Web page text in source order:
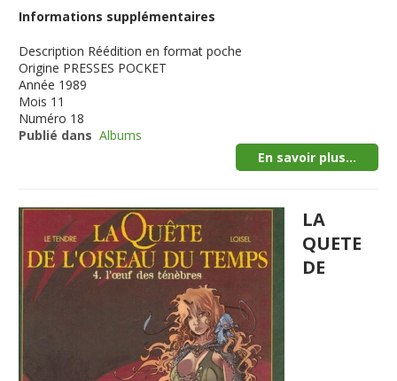
Informations supplémentaires
Description Réédition en format poche
Origine PRESSES POCKET
Année 1989
Mois 11
Numéro 18
Publié dans Albums
En savoir plus...
LA
QUETE
DE